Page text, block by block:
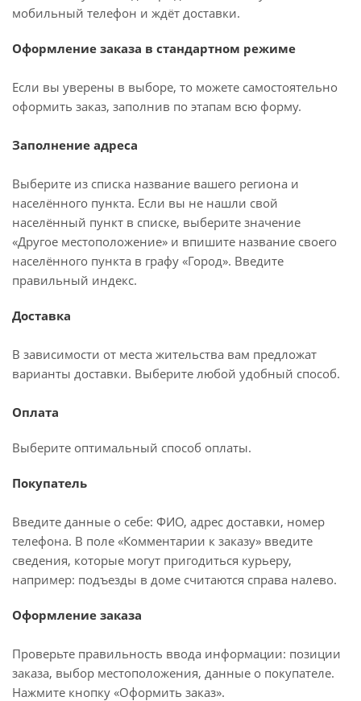
мобильный телефон и ждёт доставки.
Оформление заказа в стандартном режиме
Если вы уверены в выборе, то можете самостоятельно
оформить заказ, заполнив по этапам всю форму.
Заполнение адреса
Выберите из списка название вашего региона и
населённого пункта. Если вы не нашли свой
населённый пункт в списке, выберите значение
«Другое местоположение» и впишите название своего
населённого пункта в графу «Город». Введите
правильный индекс.
Доставка
В зависимости от места жительства вам предложат
варианты доставки. Выберите любой удобный способ.
Оплата
Выберите оптимальный способ оплаты.
Покупатель
Введите данные о себе: ФИО, адрес доставки, номер
телефона. В поле «Комментарии к заказу» введите
сведения, которые могут пригодиться курьеру,
например: подъезды в доме считаются справа налево.
Оформление заказа
Проверьте правильность ввода информации: позиции
заказа, выбор местоположения, данные о покупателе.
Нажмите кнопку «Оформить заказ».